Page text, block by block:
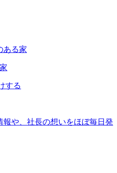
ある家
する
や、社長の想いをほぼ毎日発